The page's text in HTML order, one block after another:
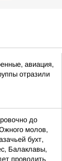
авиация,
отразили
до
молов,
бухт,
Балаклавы,
проводить